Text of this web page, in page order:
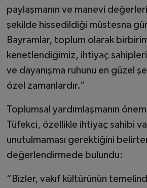
paylaşmanın ve manevi
şekilde hissedildiği müstesna
Bayramlar, toplum olarak
kenetlendiğimiz, ihtiyaç
ve dayanışma ruhunu en güzel
özel zamanlardır.”
Toplumsal yardımlaşmanın
Tüfekci, özellikle ihtiyaç sahibi
unutulmaması gerektiğini
değerlendirmede bulundu:
“Bizler, vakıf kültürünün